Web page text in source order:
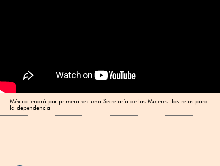
México tendrá por primera vez una Secretaría de las Mujeres: los retos para
la dependencia